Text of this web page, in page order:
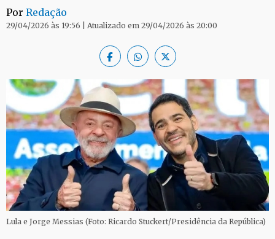
Por Redação
29/04/2026 às 19:56 | Atualizado em 29/04/2026 às 20:00
Lula e Jorge Messias (Foto: Ricardo Stuckert/Presidência da República)